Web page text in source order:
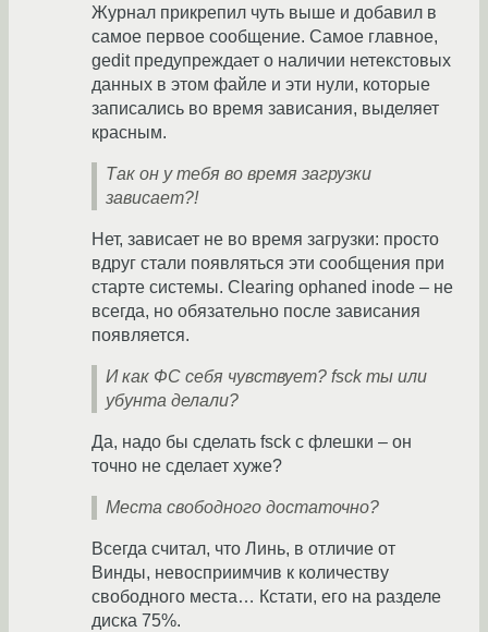
Журнал прикрепил чуть выше и добавил в
самое первое сообщение. Самое главное,
gedit предупреждает о наличии нетекстовых
данных в этом файле и эти нули, которые
записались во время зависания, выделяет
красным.
Так он у тебя во время загрузки
зависает?!
Нет, зависает не во время загрузки: просто
вдруг стали появляться эти сообщения при
старте системы. Clearing ophaned inode – не
всегда, но обязательно после зависания
появляется.
И как ФС себя чувствует? fsck ты или
убунта делали?
Да, надо бы сделать fsck с флешки – он
точно не сделает хуже?
Места свободного достаточно?
Всегда считал, что Линь, в отличие от
Винды, невосприимчив к количеству
свободного места… Кстати, его на разделе
диска 75%.